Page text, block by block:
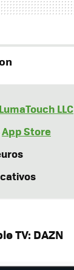
LumaTouch LLC
App Store
TV: DAZN